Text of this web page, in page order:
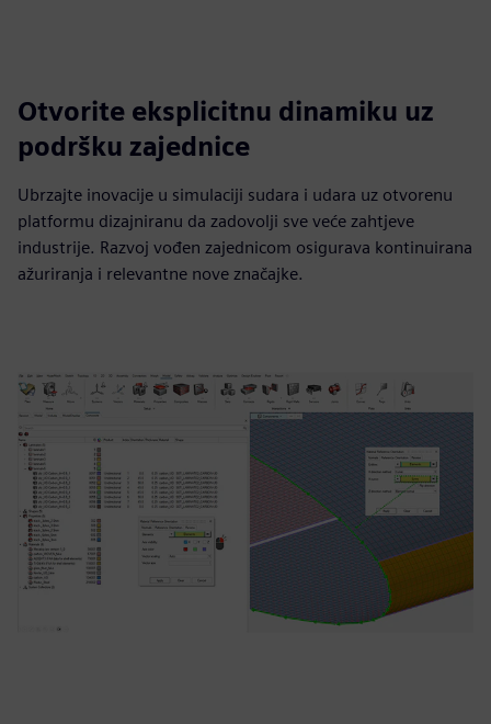
Otvorite eksplicitnu dinamiku uz
podršku zajednice
Ubrzajte inovacije u simulaciji sudara i udara uz otvorenu
platformu dizajniranu da zadovolji sve veće zahtjeve
industrije. Razvoj vođen zajednicom osigurava kontinuirana
ažuriranja i relevantne nove značajke.